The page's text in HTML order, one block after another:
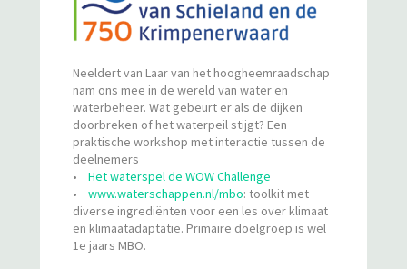
Neeldert van Laar van het hoogheemraadschap
nam ons mee in de wereld van water en
waterbeheer. Wat gebeurt er als de dijken
doorbreken of het waterpeil stijgt? Een
praktische workshop met interactie tussen de
deelnemers
• Het waterspel de WOW Challenge
• www.waterschappen.nl/mbo: toolkit met
diverse ingrediënten voor een les over klimaat
en klimaatadaptatie. Primaire doelgroep is wel
1e jaars MBO.